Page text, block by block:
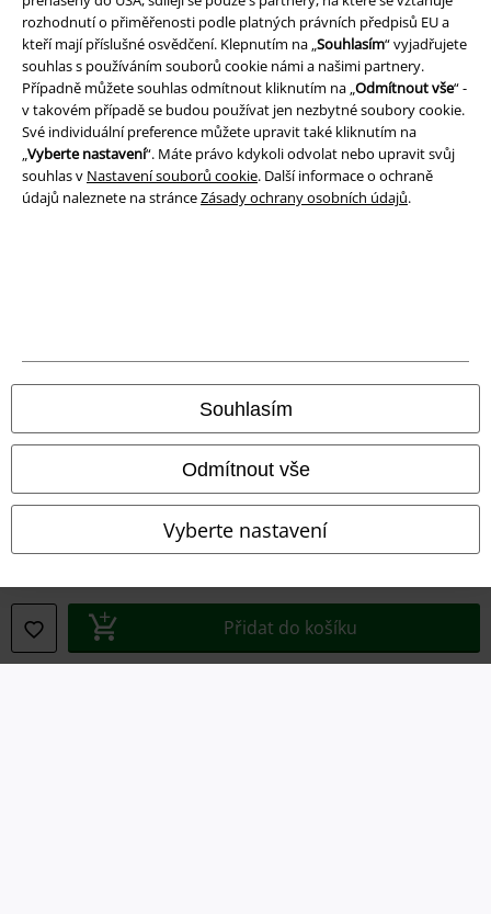
rozhodnutí o přiměřenosti podle platných právních předpisů EU a
kteří mají příslušné osvědčení. Klepnutím na „Souhlasím“ vyjadřujete
souhlas s používáním souborů cookie námi a našimi partnery.
Případně můžete souhlas odmítnout kliknutím na „Odmítnout vše“ -
v takovém případě se budou používat jen nezbytné soubory cookie.
Své individuální preference můžete upravit také kliknutím na
„Vyberte nastavení“. Máte právo kdykoli odvolat nebo upravit svůj
souhlas v Nastavení souborů cookie. Další informace o ochraně
údajů naleznete na stránceZásady ochrany osobních údajů.
Souhlasím
Odmítnout vše
Vyberte nastavení
Přidat do košíku
A Warner Music Group Company
Podmínky
Ochrana osobních údajů
Prohlášení o shodě